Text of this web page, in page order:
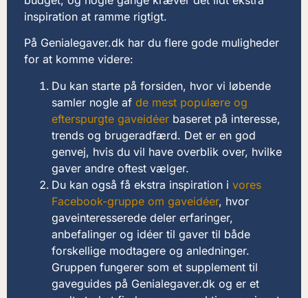
inspiration at ramme rigtigt.
På Genialegaver.dk har du flere gode muligheder
for at komme videre:
Du kan starte på forsiden, hvor vi løbende
samler nogle af de mest populære og
efterspurgte gaveidéer baseret på interesse,
trends og brugeradfærd. Det er en god
genvej, hvis du vil have overblik over, hvilke
gaver andre oftest vælger.
Du kan også få ekstra inspiration i vores
Facebook-gruppe om gaveidéer, hvor
gaveinteresserede deler erfaringer,
anbefalinger og idéer til gaver til både
forskellige modtagere og anledninger.
Gruppen fungerer som et supplement til
gaveguides på Genialegaver.dk og er et